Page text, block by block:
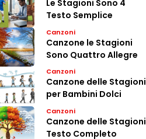
Le Stagioni Sono 4
Testo Semplice
Canzoni
Canzone le Stagioni
Sono Quattro Allegre
Canzoni
Canzone delle Stagioni
per Bambini Dolci
Canzoni
Canzone delle Stagioni
Testo Completo